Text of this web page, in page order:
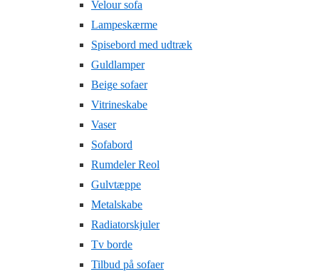
Velour sofa
Lampeskærme
Spisebord med udtræk
Guldlamper
Beige sofaer
Vitrineskabe
Vaser
Sofabord
Rumdeler Reol
Gulvtæppe
Metalskabe
Radiatorskjuler
Tv borde
Tilbud på sofaer